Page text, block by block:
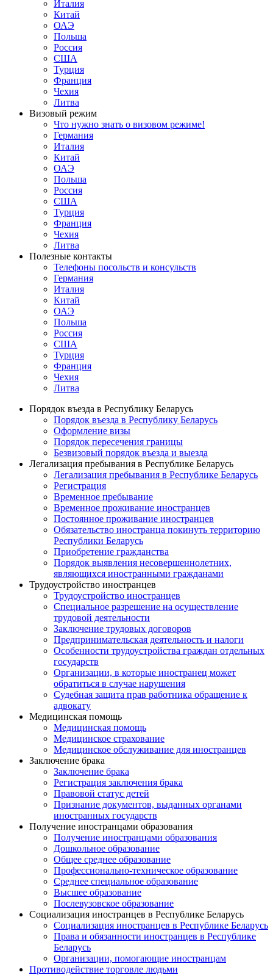
Италия
Китай
ОАЭ
Польша
Россия
США
Турция
Франция
Чехия
Литва
Визовый режим
Что нужно знать о визовом режиме!
Германия
Италия
Китай
ОАЭ
Польша
Россия
США
Турция
Франция
Чехия
Литва
Полезные контакты
Телефоны посольств и консульств
Германия
Италия
Китай
ОАЭ
Польша
Россия
США
Турция
Франция
Чехия
Литва
Порядок въезда в Республику Беларусь
Порядок въезда в Республику Беларусь
Оформление визы
Порядок пересечения границы
Безвизовый порядок въезда и выезда
Легализация пребывания в Республике Беларусь
Легализация пребывания в Республике Беларусь
Регистрация
Временное пребывание
Временное проживание иностранцев
Постоянное проживание иностранцев
Обязательство иностранца покинуть территорию
Республики Беларусь
Приобретение гражданства
Порядок выявления несовершеннолетних,
являющихся иностранными гражданами
Трудоустройство иностранцев
Трудоустройство иностранцев
Специальное разрешение на осуществление
трудовой деятельности
Заключение трудовых договоров
Предпринимательская деятельность и налоги
Особенности трудоустройства граждан отдельных
государств
Организации, в которые иностранец может
обратиться в случае нарушения
Судебная защита прав работника обращение к
адвокату
Медицинская помощь
Медицинская помощь
Медицинское страхование
Медицинское обслуживание для иностранцев
Заключение брака
Заключение брака
Регистрация заключения брака
Правовой статус детей
Признание документов, выданных органами
иностранных государств
Получение иностранцами образования
Получение иностранцами образования
Дошкольное образование
Общее среднее образование
Профессионально-техническое образование
Среднее специальное образование
Высшее образование
Послевузовское образование
Социализация иностранцев в Республике Беларусь
Социализация иностранцев в Республике Беларусь
Права и обязанности иностранцев в Республике
Беларусь
Oрганизации, помогающие иностранцам
Противодействие торговле людьми